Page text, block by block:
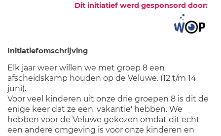
Dit initiatief werd gesponsord door:
Initiatiefomschrijving
Elk jaar weer willen we met groep 8 een
afscheidskamp houden op de Veluwe. (12 t/m 14
juni).
Voor veel kinderen uit onze drie groepen 8 is dit de
enige keer dat ze een 'vakantie' hebben. We
hebben voor de Veluwe gekozen omdat dit echt
een andere omgeving is voor onze kinderen en